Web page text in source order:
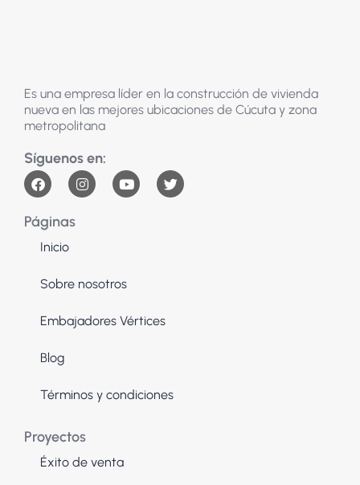
Es una empresa líder en la construcción de vivienda
nueva en las mejores ubicaciones de Cúcuta y zona
metropolitana
Páginas
Inicio
Sobre nosotros
Embajadores Vértices
Blog
Términos y condiciones
Proyectos
Éxito de venta